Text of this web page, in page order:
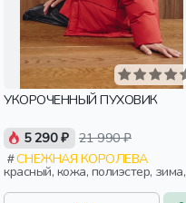
УКОРОЧЕННЫЙ ПУХОВИК
5 290 ₽ 21 990 ₽
СНЕЖНАЯ КОРОЛЕВА
красный, кожа, полиэстер, зима,
осень, россия, прямые,
укороченные, застежка,